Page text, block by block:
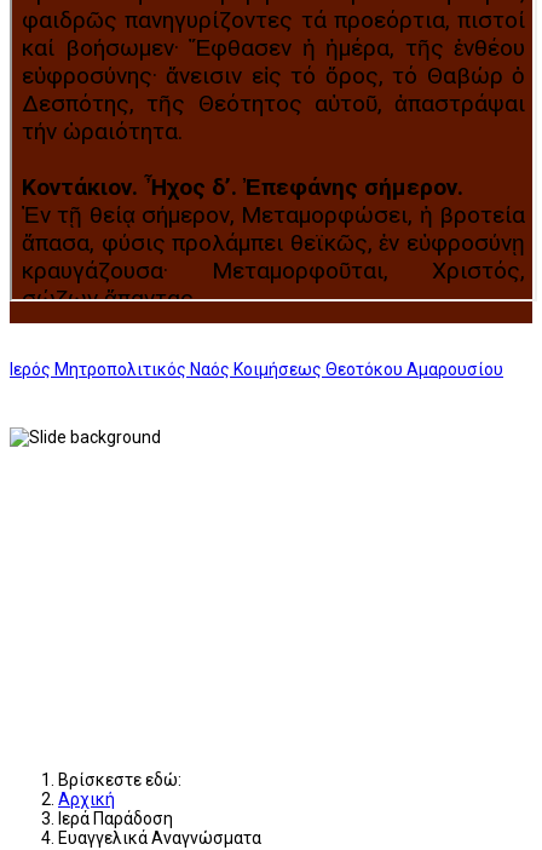
Ιερός Μητροπολιτικός Ναός Κοιμήσεως Θεοτόκου Αμαρουσίου
Βρίσκεστε εδώ:
Αρχική
Ιερά Παράδοση
Ευαγγελικά Αναγνώσματα